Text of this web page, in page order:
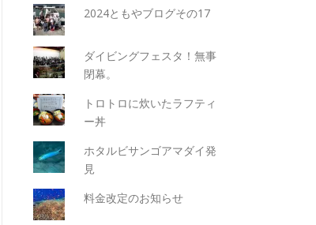
2024ともやブログその17
ダイビングフェスタ！無事
閉幕。
トロトロに炊いたラフティ
ー丼
ホタルビサンゴアマダイ発
見
料金改定のお知らせ